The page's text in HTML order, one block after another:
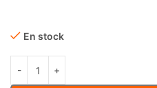
En stock